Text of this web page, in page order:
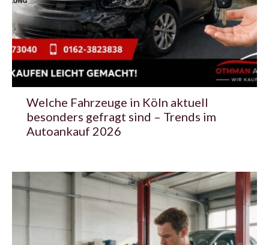
Welche Fahrzeuge in Köln aktuell
besonders gefragt sind – Trends im
Autoankauf 2026